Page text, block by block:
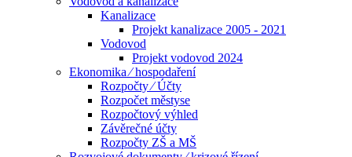
Kanalizace
Projekt kanalizace 2005 - 2021
Vodovod
Projekt vodovod 2024
Ekonomika ⁄ hospodaření
Rozpočty ⁄ Účty
Rozpočet městyse
Rozpočtový výhled
Závěrečné účty
Rozpočty ZŠ a MŠ